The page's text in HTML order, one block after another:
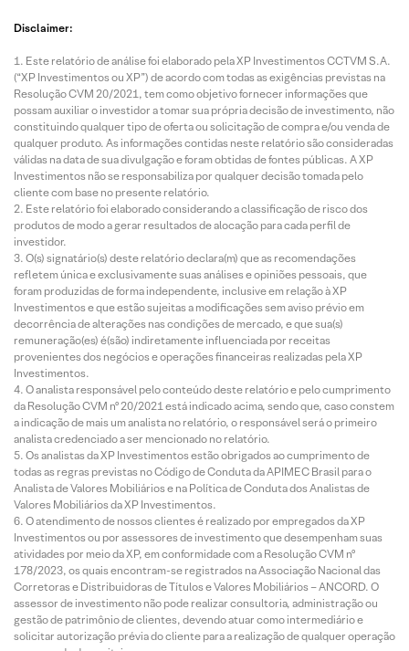
Disclaimer:
Este relatório de análise foi elaborado pela XP Investimentos CCTVM S.A.
(“XP Investimentos ou XP”) de acordo com todas as exigências previstas na
Resolução CVM 20/2021, tem como objetivo fornecer informações que
possam auxiliar o investidor a tomar sua própria decisão de investimento, não
constituindo qualquer tipo de oferta ou solicitação de compra e/ou venda de
qualquer produto. As informações contidas neste relatório são consideradas
válidas na data de sua divulgação e foram obtidas de fontes públicas. A XP
Investimentos não se responsabiliza por qualquer decisão tomada pelo
cliente com base no presente relatório.
Este relatório foi elaborado considerando a classificação de risco dos
produtos de modo a gerar resultados de alocação para cada perfil de
investidor.
O(s) signatário(s) deste relatório declara(m) que as recomendações
refletem única e exclusivamente suas análises e opiniões pessoais, que
foram produzidas de forma independente, inclusive em relação à XP
Investimentos e que estão sujeitas a modificações sem aviso prévio em
decorrência de alterações nas condições de mercado, e que sua(s)
remuneração(es) é(são) indiretamente influenciada por receitas
provenientes dos negócios e operações financeiras realizadas pela XP
Investimentos.
O analista responsável pelo conteúdo deste relatório e pelo cumprimento
da Resolução CVM nº 20/2021 está indicado acima, sendo que, caso constem
a indicação de mais um analista no relatório, o responsável será o primeiro
analista credenciado a ser mencionado no relatório.
Os analistas da XP Investimentos estão obrigados ao cumprimento de
todas as regras previstas no Código de Conduta da APIMEC Brasil para o
Analista de Valores Mobiliários e na Política de Conduta dos Analistas de
Valores Mobiliários da XP Investimentos.
O atendimento de nossos clientes é realizado por empregados da XP
Investimentos ou por assessores de investimento que desempenham suas
atividades por meio da XP, em conformidade com a Resolução CVM nº
178/2023, os quais encontram-se registrados na Associação Nacional das
Corretoras e Distribuidoras de Títulos e Valores Mobiliários – ANCORD. O
assessor de investimento não pode realizar consultoria, administração ou
gestão de patrimônio de clientes, devendo atuar como intermediário e
solicitar autorização prévia do cliente para a realização de qualquer operação